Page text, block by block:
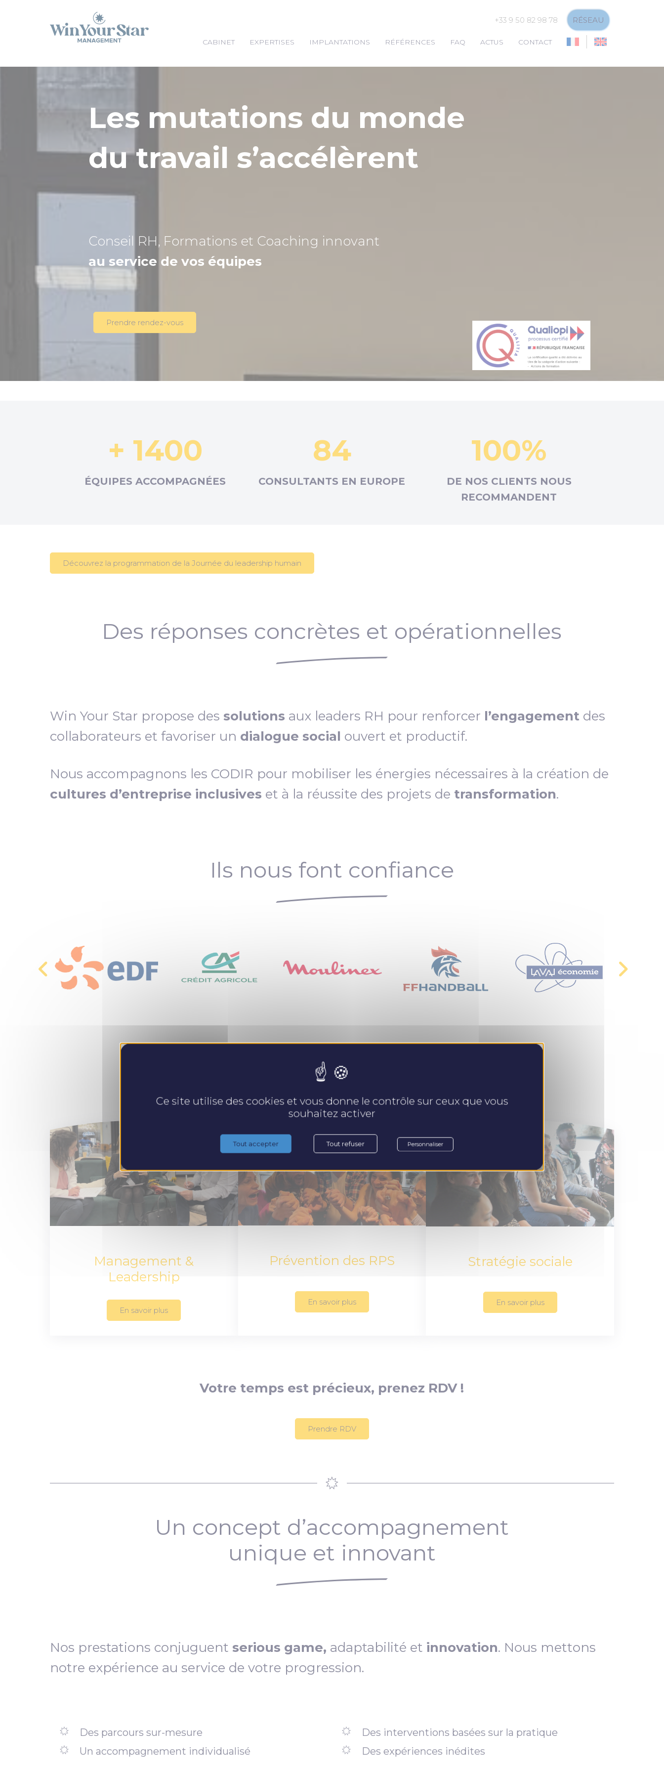
+33 9 50 82 98 78 RÉSEAU
CABINET EXPERTISES IMPLANTATIONS RÉFÉRENCES FAQ ACTUS CONTACT
Les mutations du monde
du travail s’accélèrent
Conseil RH, Formations et Coaching innovant
au service de vos équipes
Prendre rendez-vous
+ 1400
ÉQUIPES ACCOMPAGNÉES
84
CONSULTANTS EN EUROPE
100%
DE NOS CLIENTS NOUS
RECOMMANDENT
Découvrez la programmation de la Journée du leadership humain
Des réponses concrètes et opérationnelles
Win Your Star propose des solutions aux leaders RH pour renforcer l’engagement des
collaborateurs et favoriser un dialogue social ouvert et productif.
Nous accompagnons les CODIR pour mobiliser les énergies nécessaires à la création de
cultures d’entreprise inclusives et à la réussite des projets de transformation.
Ils nous font confiance
Nos expertises
Management &
Leadership
En savoir plus
Prévention des RPS
En savoir plus
Stratégie sociale
En savoir plus
Votre temps est précieux, prenez RDV !
Prendre RDV
Un concept d’accompagnement
unique et innovant
Nos prestations conjuguent serious game, adaptabilité et innovation. Nous mettons
notre expérience au service de votre progression.
Des parcours sur-mesure
Un accompagnement individualisé
Des interventions basées sur la pratique
Des expériences inédites
Ce site utilise des cookies et vous donne le contrôle sur ceux que vous
souhaitez activer
Tout accepter Tout refuser Personnaliser